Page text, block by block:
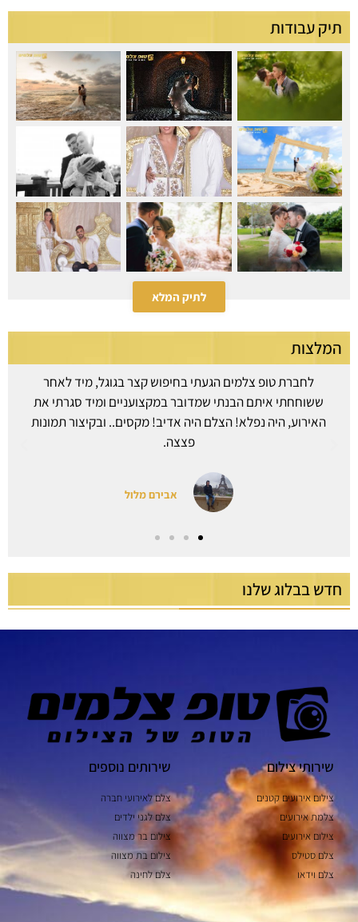
תיק עבודות
לתיק המלא
המלצות
לחברת טופ צלמים הגעתי בחיפוש קצר בגוגל, מיד לאחר
ששוחחתי איתם הבנתי שמדובר במקצועניים ומיד סגרתי את
האירוע, היה נפלא! הצלם היה אדיב! מקסים.. ובקיצור תמונות
פצצה.
אבירם מלול
חדש בבלוג שלנו
שירותי צילום
צילום אירועים קטנים
צלמת אירועים
צילום אירועים
צלם סטילס
צלם וידאו
שירותים נוספים
צלם לאירועי חברה
צלם לגני ילדים
צילום בר מצווה
צילום בת מצווה
צלם לחינה